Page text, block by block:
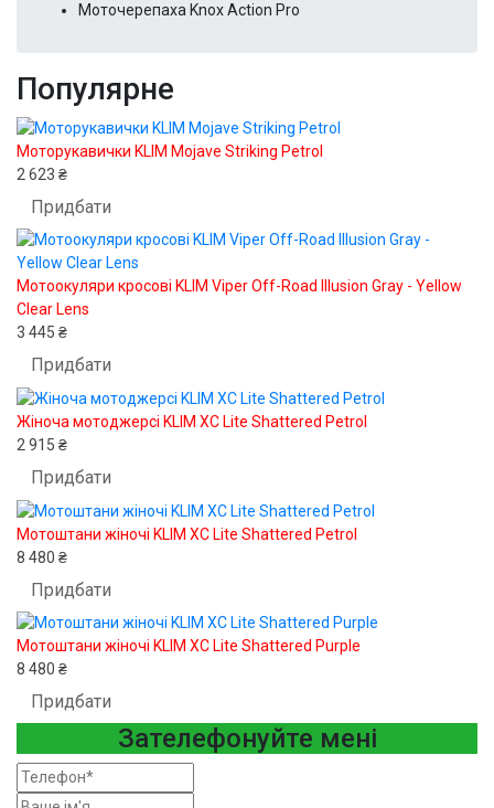
Моточерепаха Knox Action Pro
Популярне
Моторукавички KLIM Mojave Striking Petrol
2 623 ₴
Придбати
Мотоокуляри кросові KLIM Viper Off-Road Illusion Gray - Yellow
Clear Lens
3 445 ₴
Придбати
Жіноча мотоджерсі KLIM XC Lite Shattered Petrol
2 915 ₴
Придбати
Мотоштани жіночі KLIM XC Lite Shattered Petrol
8 480 ₴
Придбати
Мотоштани жіночі KLIM XC Lite Shattered Purple
8 480 ₴
Придбати
Зателефонуйте мені